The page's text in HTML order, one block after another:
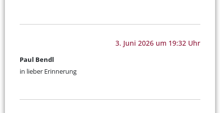
3. Juni 2026 um 19:32 Uhr
Paul Bendl
in lieber Erinnerung